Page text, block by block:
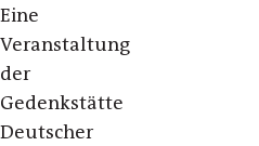
Eine
Veranstaltung
der
Gedenkstätte
Deutscher